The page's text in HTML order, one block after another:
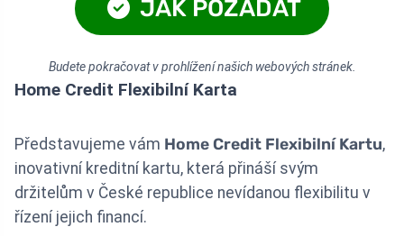
JAK POŽÁDAT
Budete pokračovat v prohlížení našich webových stránek.
Home Credit Flexibilní Karta
Představujeme vám Home Credit Flexibilní Kartu,
inovativní kreditní kartu, která přináší svým
držitelům v České republice nevídanou flexibilitu v
řízení jejich financí.